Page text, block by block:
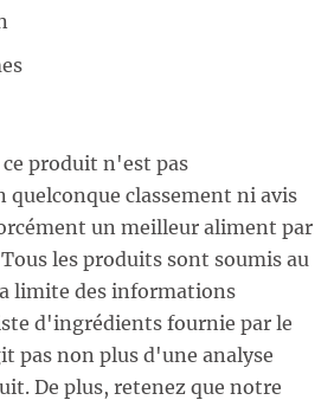
produit n'est pas
classement ni avis
un meilleur aliment par
les produits sont soumis au
limite des informations
d'ingrédients fournie par le
pas non plus d'une analyse
De plus, retenez que notre